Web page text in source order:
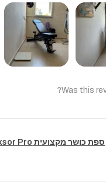
Was this
ספת כושר מקצועית IRONIX® Axsor Pro (מתצוגה)